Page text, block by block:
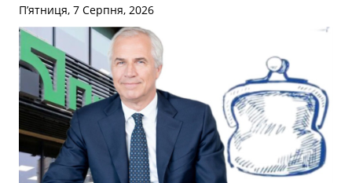
П’ятниця, 7 Серпня, 2026